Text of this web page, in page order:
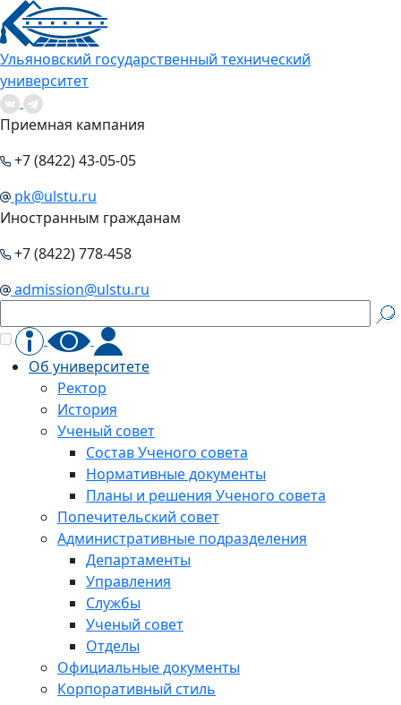
Ульяновский государственный технический
университет
Приемная кампания
+7 (8422) 43-05-05
pk@ulstu.ru
Иностранным гражданам
+7 (8422) 778-458
admission@ulstu.ru
Об университете
Ректор
История
Ученый совет
Состав Ученого совета
Нормативные документы
Планы и решения Ученого совета
Попечительский совет
Административные подразделения
Департаменты
Управления
Службы
Ученый совет
Отделы
Официальные документы
Корпоративный стиль